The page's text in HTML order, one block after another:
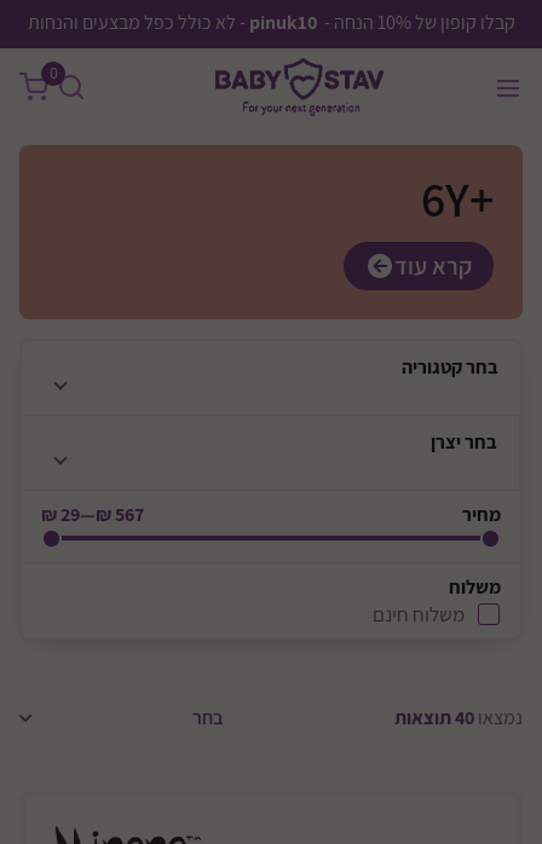
קבלו קופון של 10% הנחה - pinuk10 - לא כולל כפל מבצעים והנחות
0
+6Y
קרא עוד
בחרקטגוריה
בחריצרן
מחיר 567 ₪
—
29 ₪
משלוח
משלוח חינם
נמצאו40תוצאות